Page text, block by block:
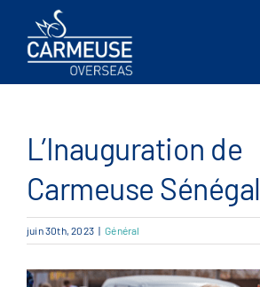
content
À propos
Solutions
Emplacements
L’Inauguration de
Carmeuse Sénégal
juin 30th, 2023 | Général